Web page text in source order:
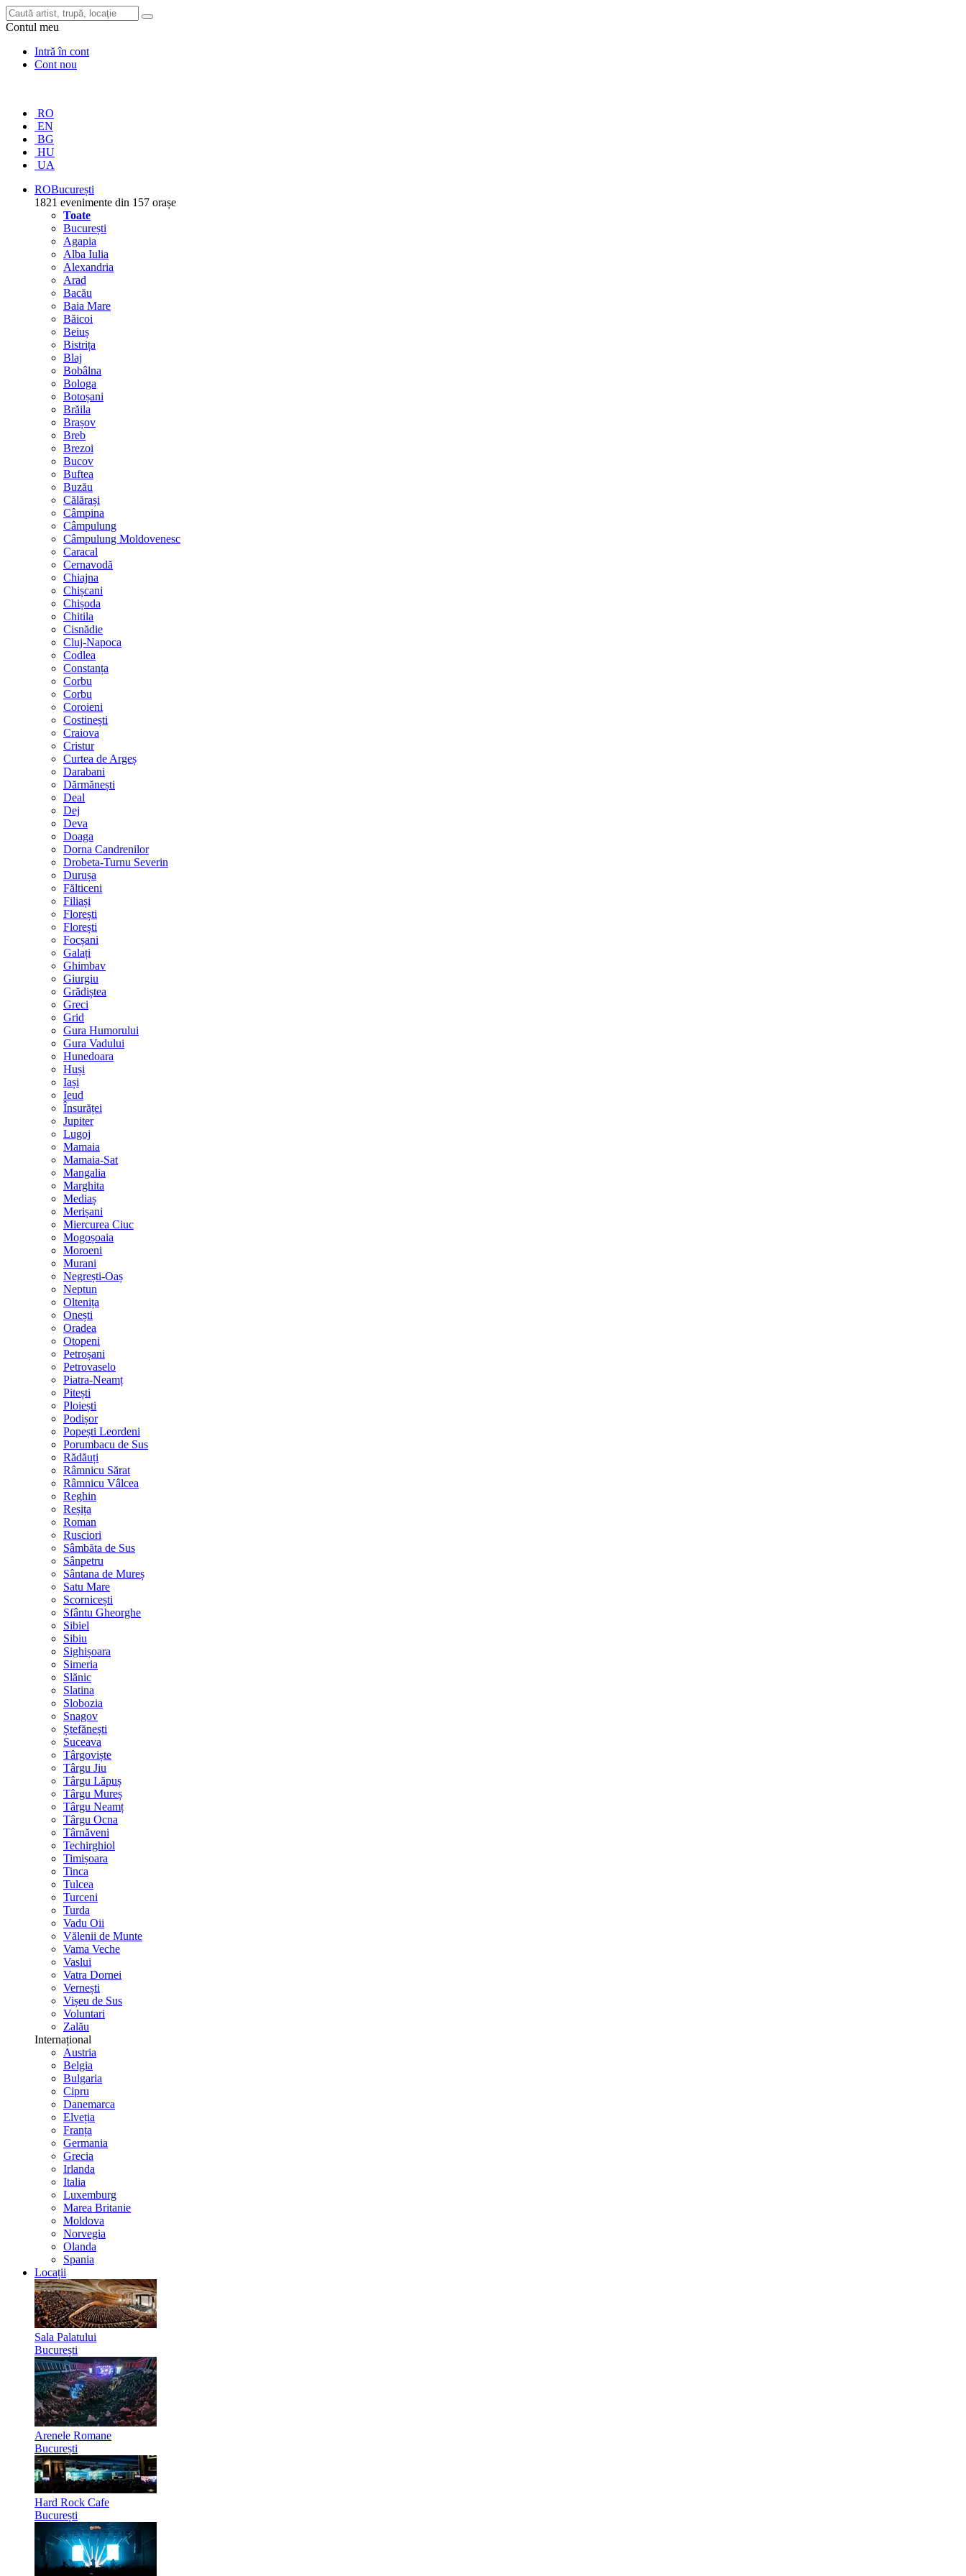
Contul meu
Intră în cont
Cont nou
RO
EN
BG
HU
UA
ROBucurești
1821 evenimente din 157 orașe
Toate
București
Agapia
Alba Iulia
Alexandria
Arad
Bacău
Baia Mare
Băicoi
Beiuș
Bistrița
Blaj
Bobâlna
Bologa
Botoșani
Brăila
Brașov
Breb
Brezoi
Bucov
Buftea
Buzău
Călărași
Câmpina
Câmpulung
Câmpulung Moldovenesc
Caracal
Cernavodă
Chiajna
Chișcani
Chișoda
Chitila
Cisnădie
Cluj-Napoca
Codlea
Constanța
Corbu
Corbu
Coroieni
Costinești
Craiova
Cristur
Curtea de Argeș
Darabani
Dărmănești
Deal
Dej
Deva
Doaga
Dorna Candrenilor
Drobeta-Turnu Severin
Durușa
Fălticeni
Filiași
Florești
Florești
Focșani
Galați
Ghimbav
Giurgiu
Grădiștea
Greci
Grid
Gura Humorului
Gura Vadului
Hunedoara
Huși
Iași
Ieud
Însurăței
Jupiter
Lugoj
Mamaia
Mamaia-Sat
Mangalia
Marghita
Mediaș
Merișani
Miercurea Ciuc
Mogoșoaia
Moroeni
Murani
Negrești-Oaș
Neptun
Oltenița
Onești
Oradea
Otopeni
Petroșani
Petrovaselo
Piatra-Neamț
Pitești
Ploiești
Podișor
Popești Leordeni
Porumbacu de Sus
Rădăuți
Râmnicu Sărat
Râmnicu Vâlcea
Reghin
Reșița
Roman
Rusciori
Sâmbăta de Sus
Sânpetru
Sântana de Mureș
Satu Mare
Scornicești
Sfântu Gheorghe
Sibiel
Sibiu
Sighișoara
Simeria
Slănic
Slatina
Slobozia
Snagov
Ștefănești
Suceava
Târgoviște
Târgu Jiu
Târgu Lăpuș
Târgu Mureș
Târgu Neamț
Târgu Ocna
Târnăveni
Techirghiol
Timișoara
Tinca
Tulcea
Turceni
Turda
Vadu Oii
Vălenii de Munte
Vama Veche
Vaslui
Vatra Dornei
Vernești
Vișeu de Sus
Voluntari
Zalău
Internațional
Austria
Belgia
Bulgaria
Cipru
Danemarca
Elveția
Franța
Germania
Grecia
Irlanda
Italia
Luxemburg
Marea Britanie
Moldova
Norvegia
Olanda
Spania
Locații
Sala Palatului
București
Arenele Romane
București
Hard Rock Cafe
București